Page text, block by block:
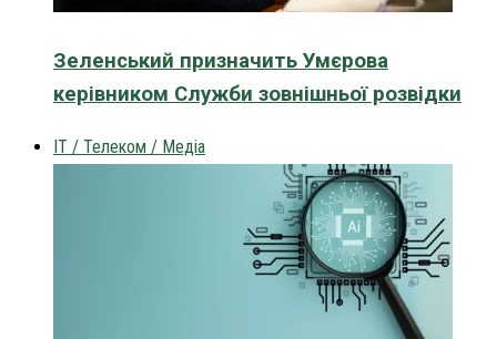
Зеленський призначить Умєрова
керівником Служби зовнішньої розвідки
IT / Телеком / Медіа